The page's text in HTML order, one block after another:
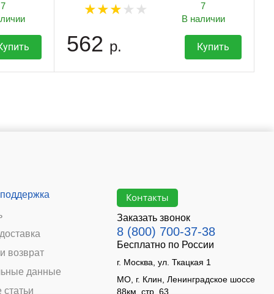
7
7
В наличии
562 р. Купить
возврат
данные
Контакты
Заказать звонок
8 (800) 700-37-38
Бесплатно по России
г. Москва, ул. Ткацкая 1
МО, г. Клин, Ленинградское шоссе
88км, стр. 63